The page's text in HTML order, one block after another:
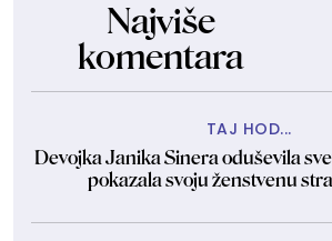
Najviše
komentara
TAJ HOD...
Devojka Janika Sinera oduševila
pokazala svoju ženstvenu